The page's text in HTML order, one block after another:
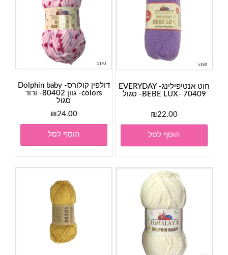
דולפין קולורס- Dolphin baby
colors- גוון 80402- ורוד
סגול
₪24.00
הוסף לסל
חוט אנטיפילינג- EVERYDAY
BEBE LUX- 70409- סגול
₪22.00
הוסף לסל